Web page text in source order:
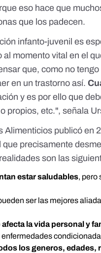
eso hace que
que los padecen.
infanto-juvenil es
momento vital en el
que, como no
en un trastorno así.
y es por ello que
propios, etc.", señala
Alimenticios publicó en
que precisamente
son las
estar saludables, pero
ser las mejores
afecta la vida personal y
enfermedades
los generos, edades,